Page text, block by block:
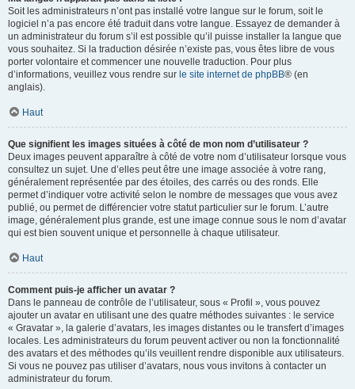
Soit les administrateurs n’ont pas installé votre langue sur le forum, soit le
logiciel n’a pas encore été traduit dans votre langue. Essayez de demander à
un administrateur du forum s’il est possible qu’il puisse installer la langue que
vous souhaitez. Si la traduction désirée n’existe pas, vous êtes libre de vous
porter volontaire et commencer une nouvelle traduction. Pour plus
d’informations, veuillez vous rendre sur le site internet de phpBB® (en
anglais).
Haut
Que signifient les images situées à côté de mon nom d’utilisateur ?
Deux images peuvent apparaître à côté de votre nom d’utilisateur lorsque vous
consultez un sujet. Une d’elles peut être une image associée à votre rang,
généralement représentée par des étoiles, des carrés ou des ronds. Elle
permet d’indiquer votre activité selon le nombre de messages que vous avez
publié, ou permet de différencier votre statut particulier sur le forum. L’autre
image, généralement plus grande, est une image connue sous le nom d’avatar
qui est bien souvent unique et personnelle à chaque utilisateur.
Haut
Comment puis-je afficher un avatar ?
Dans le panneau de contrôle de l’utilisateur, sous « Profil », vous pouvez
ajouter un avatar en utilisant une des quatre méthodes suivantes : le service
« Gravatar », la galerie d’avatars, les images distantes ou le transfert d’images
locales. Les administrateurs du forum peuvent activer ou non la fonctionnalité
des avatars et des méthodes qu’ils veuillent rendre disponible aux utilisateurs.
Si vous ne pouvez pas utiliser d’avatars, nous vous invitons à contacter un
administrateur du forum.